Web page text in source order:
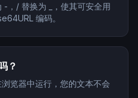
，/ 替换为 _，使其可安全用
编码。
？
览器中运行，您的文本不会